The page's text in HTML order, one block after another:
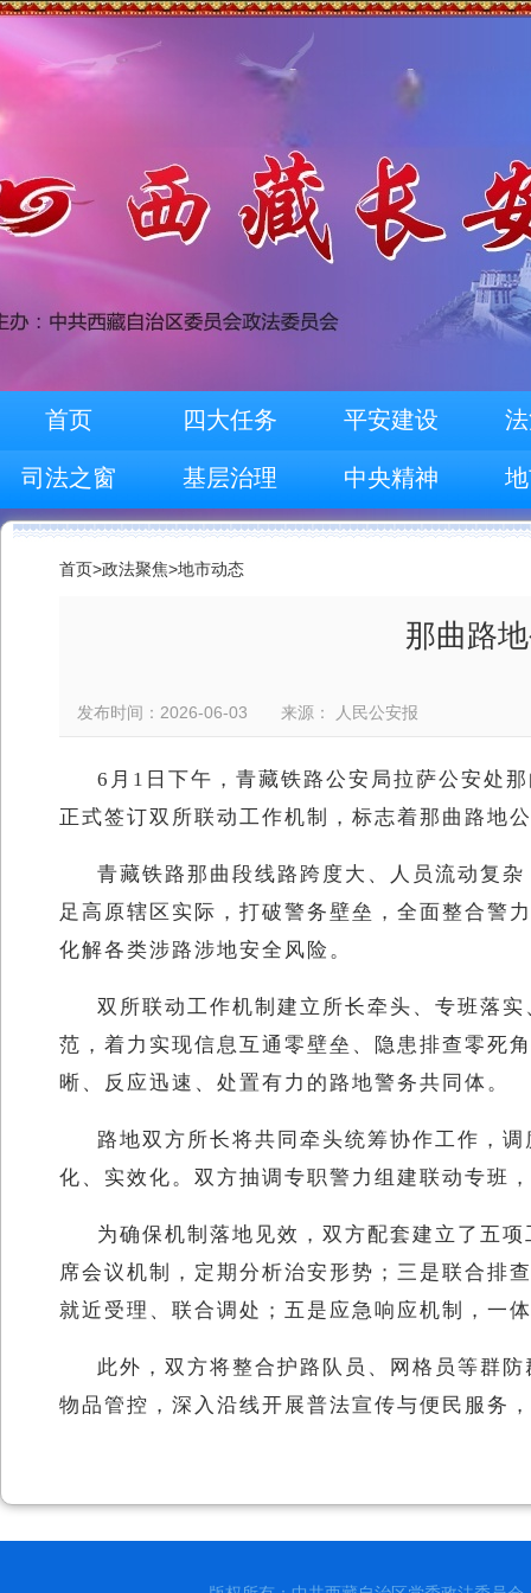
首页 四大任务 平安建设
司法之窗 基层治理 中央精神
首页>政法聚焦>地市动态
那曲路
发布时间：2026-06-03 来源： 人民公安报
6月1日下午，青藏铁路公安局拉萨公安处
正式签订双所联动工作机制，标志着那曲路地
青藏铁路那曲段线路跨度大、人员流动复
足高原辖区实际，打破警务壁垒，全面整合警
化解各类涉路涉地安全风险。
双所联动工作机制建立所长牵头、专班落
范，着力实现信息互通零壁垒、隐患排查零死
晰、反应迅速、处置有力的路地警务共同体。
路地双方所长将共同牵头统筹协作工作，
化、实效化。双方抽调专职警力组建联动专班
为确保机制落地见效，双方配套建立了五
席会议机制，定期分析治安形势；三是联合排
就近受理、联合调处；五是应急响应机制，一
此外，双方将整合护路队员、网格员等群
物品管控，深入沿线开展普法宣传与便民服务